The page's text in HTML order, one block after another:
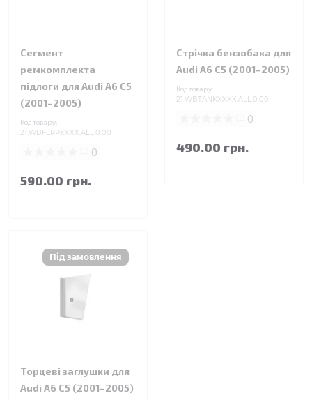
Сегмент
ремкомплекта
підлоги для Audi A6 C5
(2001–2005)
Код товару:
21.WBFLRPXXXX.ALL.0.00
0
590.00 грн.
Стрічка бензобака для
Audi A6 C5 (2001–2005)
Код товару:
21.WBTANKXXXX.ALL.0.00
0
490.00 грн.
Торцеві заглушки для
Audi A6 C5 (2001–2005)